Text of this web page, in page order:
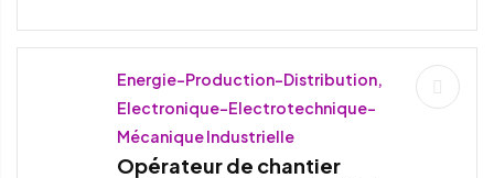
Energie-Production-Distribution,
Electronique-Electrotechnique-
Mécanique Industrielle
Opérateur de chantier